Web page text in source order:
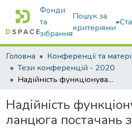
Фонди
та
зібрання
Пошук за
критеріями
Головна
Тези конференцій - 2020
Надійність функціонування ланцюга постачань за доставки вантажів сільськогосподарського призначення
Надійність
ланцюга постачань